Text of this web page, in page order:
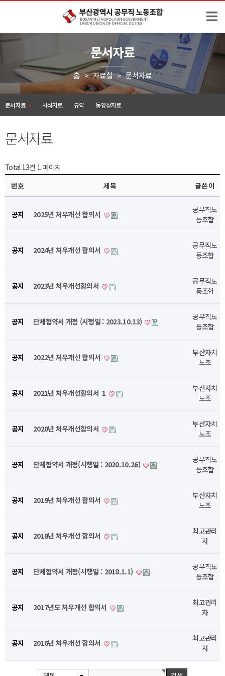
문서자료
홈 > 자료실 >문서자료
문서자료 서식자료 규약 동영상자료
문서자료
Total 13건 1 페이지
번호
제목 글쓴이
공지 2025년 처우개선 합의서
공무직노
동조합
공지 2024년 처우개선 합의서
공무직노
동조합
공지 2023년 처우개선합의서
공무직노
동조합
공지 단체협약서 개정 (시행일 : 2023.10.13)
공무직노
동조합
공지 2022년 처우개선 합의서
부산자치
노조
공지 2021년 처우개선합의서 1
부산자치
노조
공지 2020년 처우개선합의서
부산자치
노조
공지 단체협약서 개정(시행일 : 2020.10.26)
공무직노
동조합
공지 2019년 처우개선 합의서
부산자치
노조
공지 2018년 처우개선 합의서
최고관리
자
공지 단체협약서 개정(시행일 : 2018.1.1)
공무직노
동조합
공지 2017년도 처우개선 합의서
최고관리
자
공지 2016년 처우개선 합의서
최고관리
자